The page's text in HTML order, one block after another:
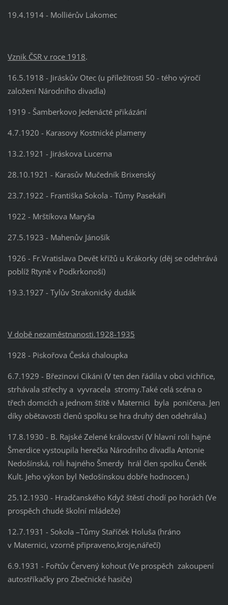
19.4.1914 - Molliérův Lakomec
Vznik ČSR v roce 1918.
16.5.1918 - Jiráskův Otec (u příležitosti 50 - tého výročí
založení Národního divadla)
1919 - Šamberkovo Jedenácté přikázání
4.7.1920 - Karasovy Kostnické plameny
13.2.1921 - Jiráskova Lucerna
28.10.1921 - Karasův Mučedník Brixenský
23.7.1922 - Františka Sokola - Tůmy Pasekáři
1922 - Mrštíkova Maryša
27.5.1923 - Mahenův Jánošík
1926 - Fr.Vratislava Devět křížů u Krákorky (děj se odehrává
poblíž Rtyně v Podkrkonoší)
19.3.1927 - Tylův Strakonický dudák
V době nezaměstnanosti.1928-1935
1928 - Piskořova Česká chaloupka
6.7.1929 - Březinovi Cikáni (V ten den řádila v obci vichřice,
strhávala střechy a vyvracela stromy.Také celá scéna o
třech domcích a jednom štítě v Maternici byla poničena. Jen
díky obětavosti členů spolku se hra druhý den odehrála.)
17.8.1930 - B. Rajské Zelené království (V hlavní roli hajné
Šmerdice vystoupila herečka Národního divadla Antonie
Nedošínská, roli hajného Šmerdy hrál člen spolku Čeněk
Kult. Jeho výkon byl Nedošínskou dobře hodnocen.)
25.12.1930 - Hradčanského Když štěstí chodí po horách (Ve
prospěch chudé školní mládeže)
12.7.1931 - Sokola –Tůmy Staříček Holuša (hráno
v Maternici, vzorně připraveno,kroje,nářečí)
6.9.1931 - Fořtův Červený kohout (Ve prospěch zakoupení
autostříkačky pro Zbečnické hasiče)